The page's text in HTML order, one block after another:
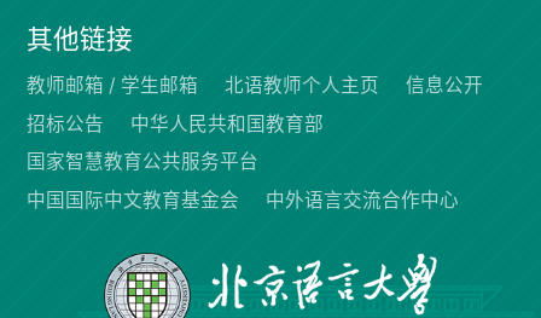
其他链接
教师邮箱 / 学生邮箱 北语教师个人主页
信息公开
招标公告
中华人民共和国教育部
国家智慧教育公共服务平台
中国国际中文教育基金会
中外语言交流合作中心